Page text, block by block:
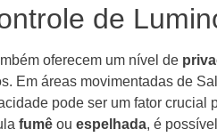
de
oferecem um nível de
Em áreas movimentadas de
pode ser um fator crucial
fumê ou espelhada, é